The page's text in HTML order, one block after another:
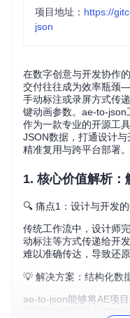
项目地址： https://
json
在数字创意与开发协作
交付往往成为效率瓶颈
手动标注或录屏方式传
键动画参数。ae-to-json
作为一款专业的开源工
JSON数据，打通设计
精准复用与跨平台部署。
1. 核心价值解析：
🔍 痛点1：设计与开发
传统工作流中，设计师
动标注等方式传递给开
难以准确传达，导致还
💡 解决方案：结构化数
ae-to-json能够将AE项